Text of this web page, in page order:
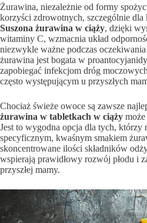
Żurawina, niezależnie od formy
korzyści zdrowotnych, szczególnie dla
Suszona żurawina w ciąży, dzięki
witaminy C, wzmacnia układ
niezwykle ważne podczas
żurawina jest bogata w
zapobiegać infekcjom dróg
często występującym u przyszłych
Chociaż świeże owoce są zawsze
żurawina w tabletkach w ciąży
Jest to wygodna opcja dla tych, którzy
specyficznym, kwaśnym smakiem
skoncentrowane ilości składników
wspierają prawidłowy rozwój płodu i
przyszłej mamy.